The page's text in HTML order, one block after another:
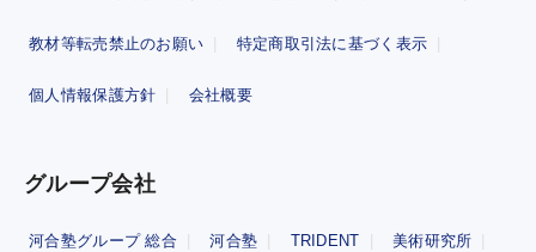
教材等転売禁止のお願い 特定商取引法に基づく表示
個人情報保護方針 会社概要
グループ会社
河合塾グループ 総合 河合塾 TRIDENT 美術研究所